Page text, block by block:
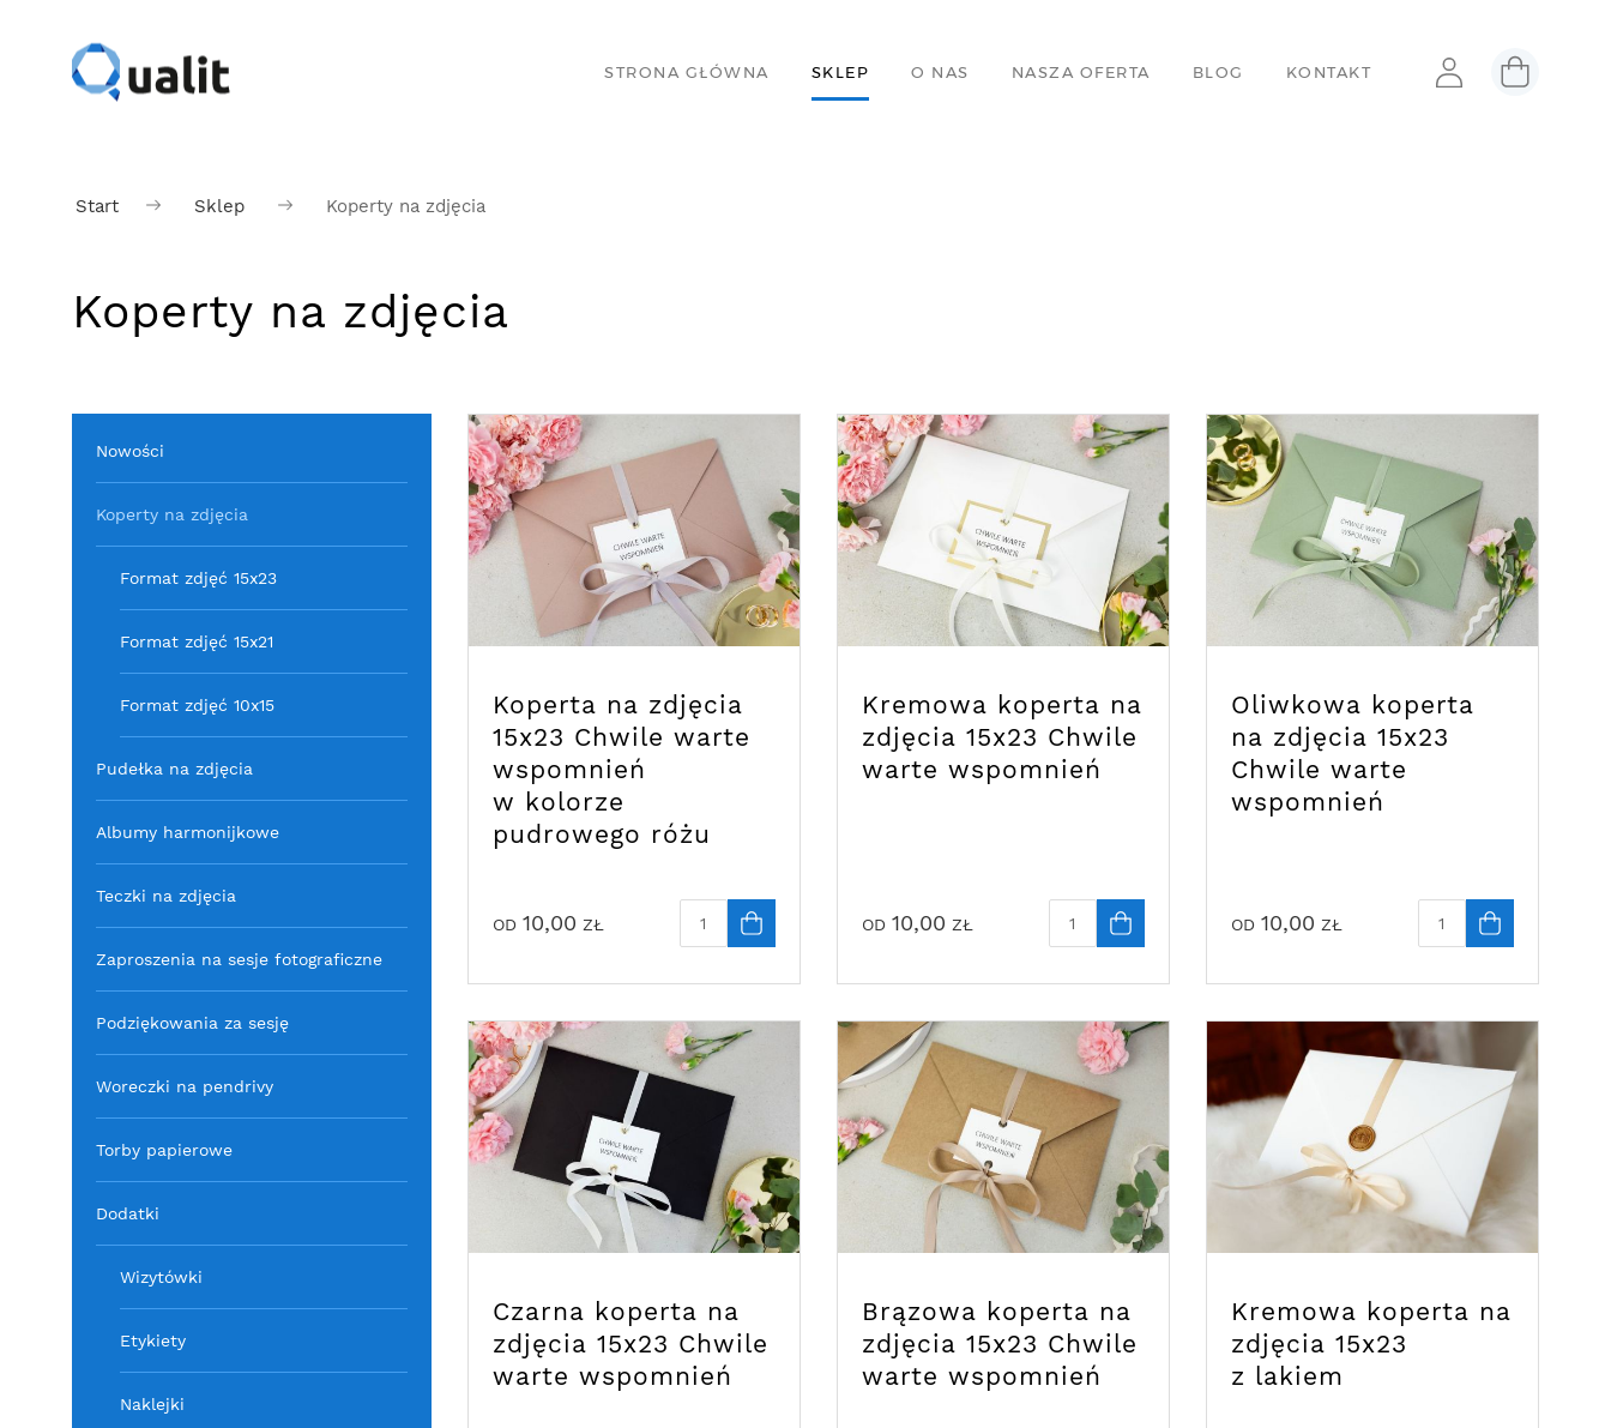
STRONA GŁÓWNA SKLEP O NAS NASZA OFERTA BLOG KONTAKT
Start Sklep Koperty na zdjęcia
Koperty na zdjęcia
Koperta na zdjęcia
15x23 Chwile warte
wspomnień
w kolorze
pudrowego różu
OD 10,00 ZŁ
Kremowa koperta na
zdjęcia 15x23 Chwile
warte wspomnień
OD 10,00 ZŁ
Oliwkowa koperta
na zdjęcia 15x23
Chwile warte
wspomnień
OD 10,00 ZŁ
Czarna koperta na
zdjęcia 15x23 Chwile
warte wspomnień
Brązowa koperta na
zdjęcia 15x23 Chwile
warte wspomnień
Kremowa koperta na
zdjęcia 15x23
z lakiem
Nowości
Koperty na zdjęcia
Format zdjęć 15x23
Format zdjęć 15x21
Format zdjęć 10x15
Pudełka na zdjęcia
Albumy harmonijkowe
Teczki na zdjęcia
Zaproszenia na sesje fotograficzne
Podziękowania za sesję
Woreczki na pendrivy
Torby papierowe
Dodatki
Wizytówki
Etykiety
Naklejki